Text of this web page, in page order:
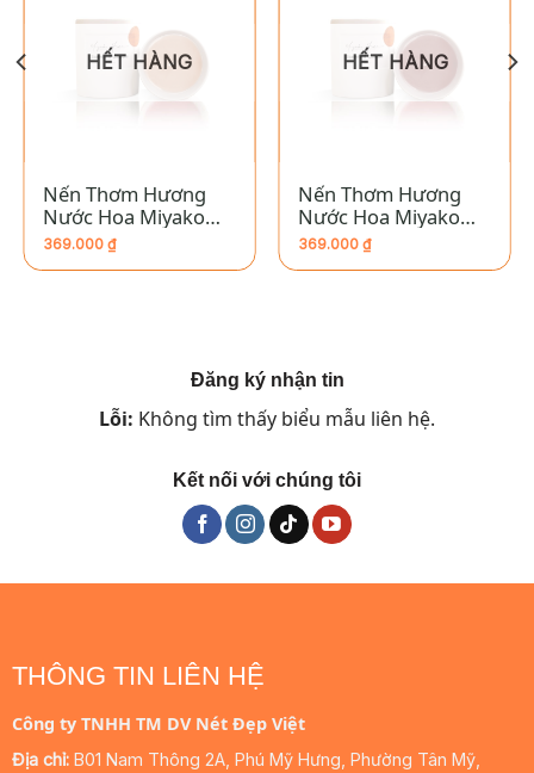
HẾT HÀNG
Nến Thơm Hương
Nước Hoa Miyako
Home “LEO”
369.000 ₫
HẾT HÀNG
Nến Thơm Hương
Nước Hoa Miyako
Home “VIRGO”
369.000 ₫
Đăng ký nhận tin
Lỗi: Không tìm thấy biểu mẫu liên hệ.
Kết nối với chúng tôi
THÔNG TIN LIÊN HỆ
Công ty TNHH TM DV Nét Đẹp Việt
Địa chỉ: B01 Nam Thông 2A, Phú Mỹ Hưng, Phường Tân Mỹ,